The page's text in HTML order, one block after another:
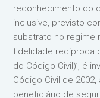
reconhecimento do
inclusive, previsto
substrato no regime
fidelidade recíproca
do Código Civil)’, é
Código Civil de
beneficiário de